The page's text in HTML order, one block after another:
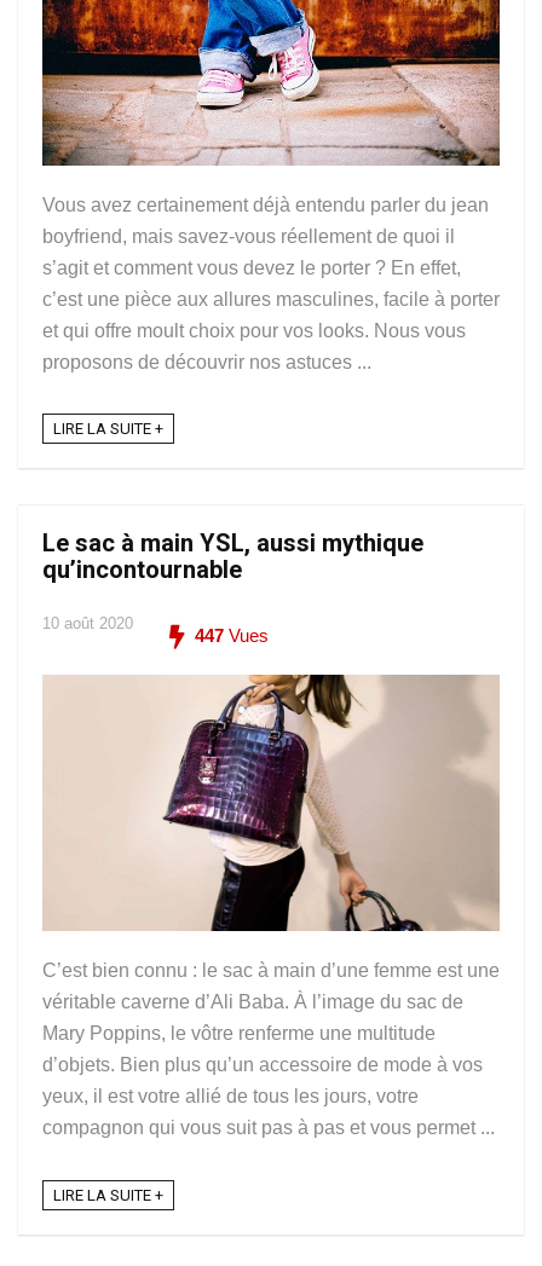
Vous avez certainement déjà entendu parler du jean
boyfriend, mais savez-vous réellement de quoi il
s’agit et comment vous devez le porter ? En effet,
c’est une pièce aux allures masculines, facile à porter
et qui offre moult choix pour vos looks. Nous vous
proposons de découvrir nos astuces ...
LIRE LA SUITE +
Le sac à main YSL, aussi mythique
qu’incontournable
10 août 2020
447 Vues
C’est bien connu : le sac à main d’une femme est une
véritable caverne d’Ali Baba. À l’image du sac de
Mary Poppins, le vôtre renferme une multitude
d’objets. Bien plus qu’un accessoire de mode à vos
yeux, il est votre allié de tous les jours, votre
compagnon qui vous suit pas à pas et vous permet ...
LIRE LA SUITE +